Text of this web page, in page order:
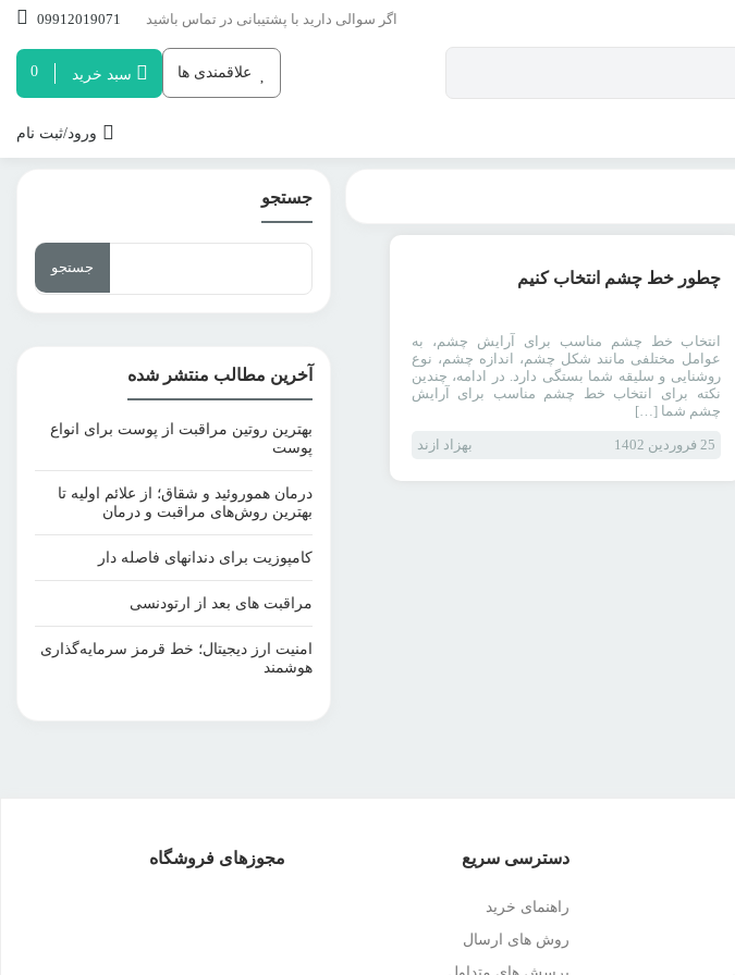
اگر سوالی دارید با پشتیبانی در تماس باشید 09912019071
علاقمندی ها سبد خرید 0
ورود/ثبت نام
چطور خط چشم انتخاب کنیم
انتخاب خط چشم مناسب برای آرایش چشم، به
عوامل مختلفی مانند شکل چشم، اندازه چشم، نوع
روشنایی و سلیقه شما بستگی دارد. در ادامه، چندین
نکته برای انتخاب خط چشم مناسب برای آرایش
چشم شما […]
25 فروردین 1402 بهزاد ازند
جستجو
جستجو
آخرین مطالب منتشر شده
بهترین روتین مراقبت از پوست برای انواع
پوست
درمان هموروئید و شقاق؛ از علائم اولیه تا
بهترین روش‌های مراقبت و درمان
کامپوزیت برای دندانهای فاصله دار
مراقبت‌ های بعد از ارتودنسی
امنیت ارز دیجیتال؛ خط قرمز سرمایه‌گذاری
هوشمند
دسترسی سریع
راهنمای خرید
روش های ارسال
مجوزهای فروشگاه